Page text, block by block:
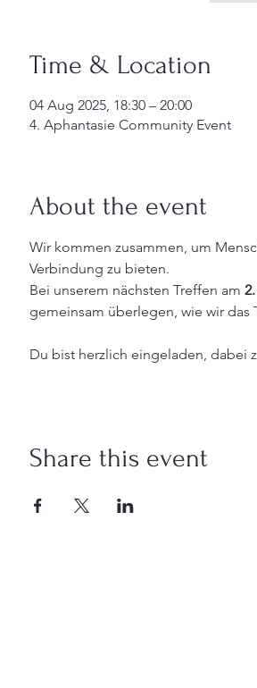
Time & Location
04 Aug 2025, 18:30 – 20:00
4. Aphantasie Community Event
About the event
Wir kommen zusammen, um
Verbindung zu bieten.
Bei unserem nächsten Treffen am
gemeinsam überlegen, wie wir das
Du bist herzlich eingeladen, dabei
Share this event